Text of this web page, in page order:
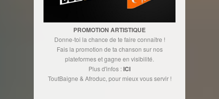
PROMOTION ARTISTIQUE
Donne-toi la chance de te faire connaître !
Fais la promotion de ta chanson sur nos
plateformes et gagne en visibilité.
Plus d'infos :ICI
ToutBaigne & Afroduc, pour mieux vous servir !